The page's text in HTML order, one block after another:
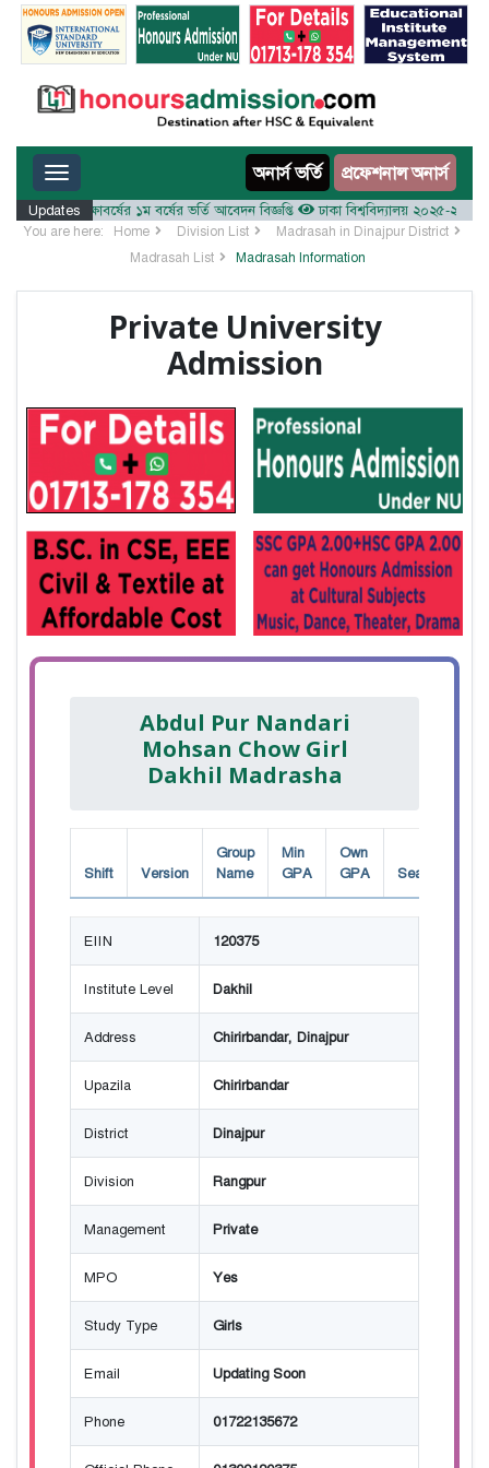
Toggle navigation অনার্স ভর্তি প্রফেশনাল অনার্স
Updates
২০২৫-২৬ শিক্ষাবর্ষের ১ম বর্ষের ভর্তি আবেদন বিজ্ঞপ্তি ঢাকা বিশ্ববিদ্যালয় ২০২৫-২৬
You are here: Home Division List
Madrasah in Dinajpur District
Madrasah List
Madrasah Information
Private University
Admission
Abdul Pur Nandari
Mohsan Chow Girl
Dakhil Madrasha
Shift Version
Group
Name
Min
GPA
Own
GPA
Seat
EIIN 120375
Institute Level Dakhil
Address Chirirbandar, Dinajpur
Upazila Chirirbandar
District Dinajpur
Division Rangpur
Management Private
MPO Yes
Study Type Girls
Email Updating Soon
Phone 01722135672